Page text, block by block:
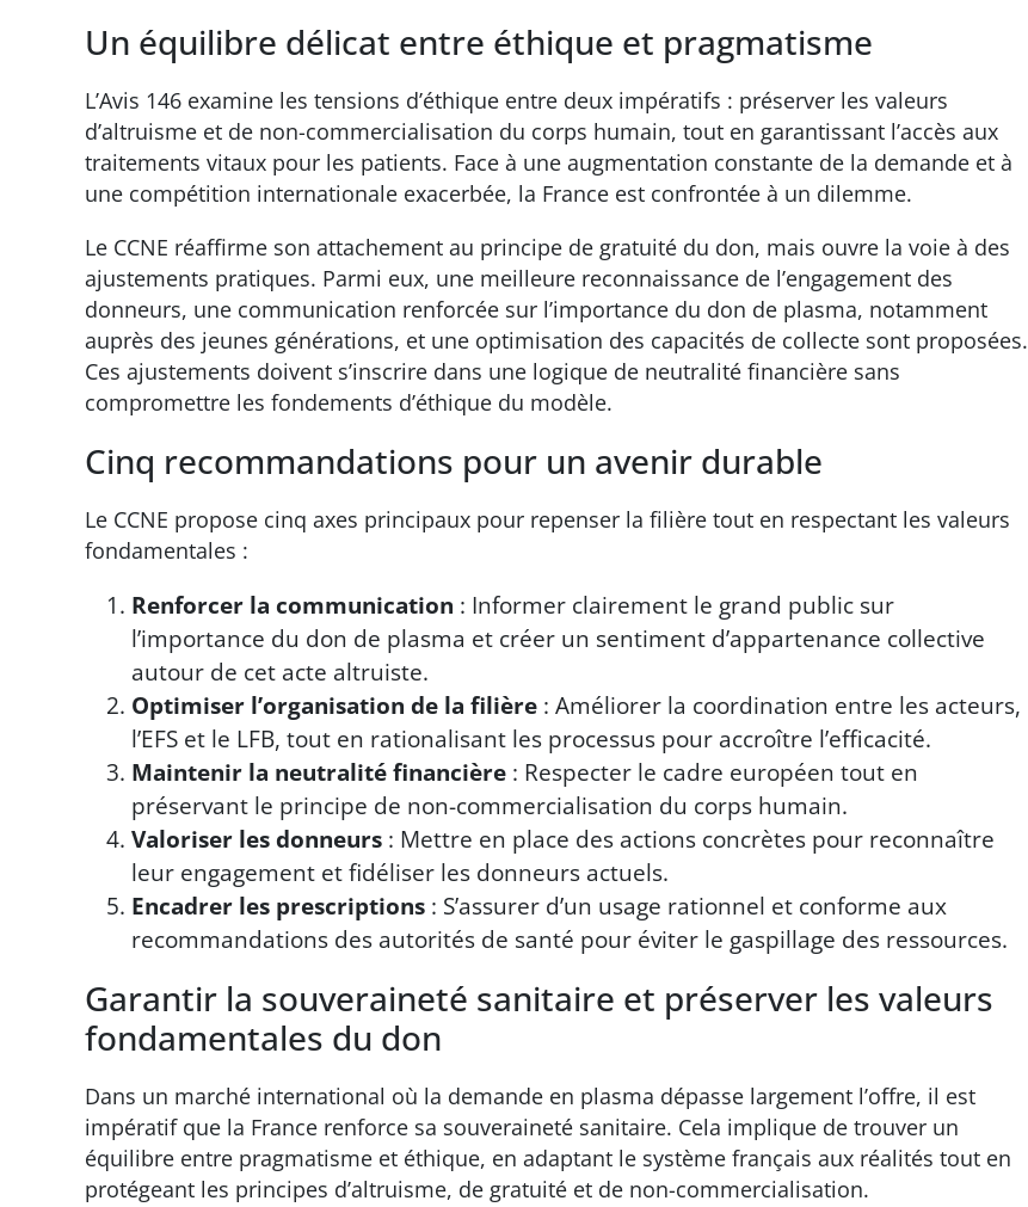
Un équilibre délicat entre éthique et pragmatisme
L’Avis 146 examine les tensions d’éthique entre deux impératifs : préserver les valeurs
d’altruisme et de non-commercialisation du corps humain, tout en garantissant l’accès aux
traitements vitaux pour les patients. Face à une augmentation constante de la demande et à
une compétition internationale exacerbée, la France est confrontée à un dilemme.
Le CCNE réaffirme son attachement au principe de gratuité du don, mais ouvre la voie à des
ajustements pratiques. Parmi eux, une meilleure reconnaissance de l’engagement des
donneurs, une communication renforcée sur l’importance du don de plasma, notamment
auprès des jeunes générations, et une optimisation des capacités de collecte sont proposées.
Ces ajustements doivent s’inscrire dans une logique de neutralité financière sans
compromettre les fondements d’éthique du modèle.
Cinq recommandations pour un avenir durable
Le CCNE propose cinq axes principaux pour repenser la filière tout en respectant les valeurs
fondamentales :
Renforcer la communication : Informer clairement le grand public sur
l’importance du don de plasma et créer un sentiment d’appartenance collective
autour de cet acte altruiste.
Optimiser l’organisation de la filière: Améliorer la coordination entre les acteurs,
l’EFS et le LFB, tout en rationalisant les processus pour accroître l’efficacité.
Maintenir la neutralité financière: Respecter le cadre européen tout en
préservant le principe de non-commercialisation du corps humain.
Valoriser les donneurs : Mettre en place des actions concrètes pour reconnaître
leur engagement et fidéliser les donneurs actuels.
Encadrer les prescriptions : S’assurer d’un usage rationnel et conforme aux
recommandations des autorités de santé pour éviter le gaspillage des ressources.
Garantir la souveraineté sanitaire et préserver les valeurs
fondamentales du don
Dans un marché international où la demande en plasma dépasse largement l’offre, il est
impératif que la France renforce sa souveraineté sanitaire. Cela implique de trouver un
équilibre entre pragmatisme et éthique, en adaptant le système français aux réalités tout en
protégeant les principes d’altruisme, de gratuité et de non-commercialisation.